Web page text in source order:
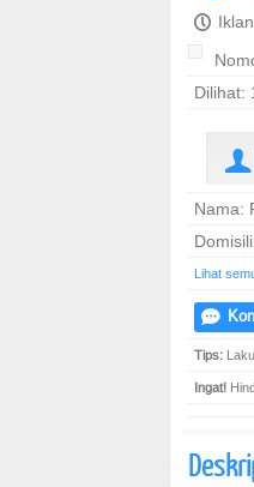
P
Dilihat:
U
Nama:
Lihat
e
Tips:
Ingat!